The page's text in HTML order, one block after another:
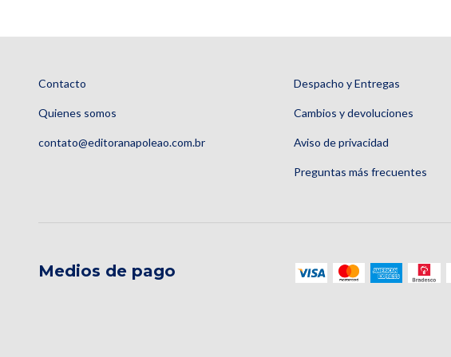
Contacto
Quienes somos
contato@editoranapoleao.com.br
Despacho y Entregas
Cambios y devoluciones
Aviso de privacidad
Preguntas más frecuentes
Medios de pago